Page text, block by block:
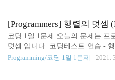
같은 두 행렬의 같은 행, 같은 열의
과가 됩 somjang.tistory.com
b): answer = 0 for a_val, b_val in
answer = 0 for i in range(len(a)):
[Programmers] 행렬의 덧셈
코딩 1일 1문제 오늘의 문제는 프
덧셈 입니다. 코딩테스트 연습 -
덧셈은 행과 열의 크기가 같은 두
Programming/코딩 1일 1문제 2021.